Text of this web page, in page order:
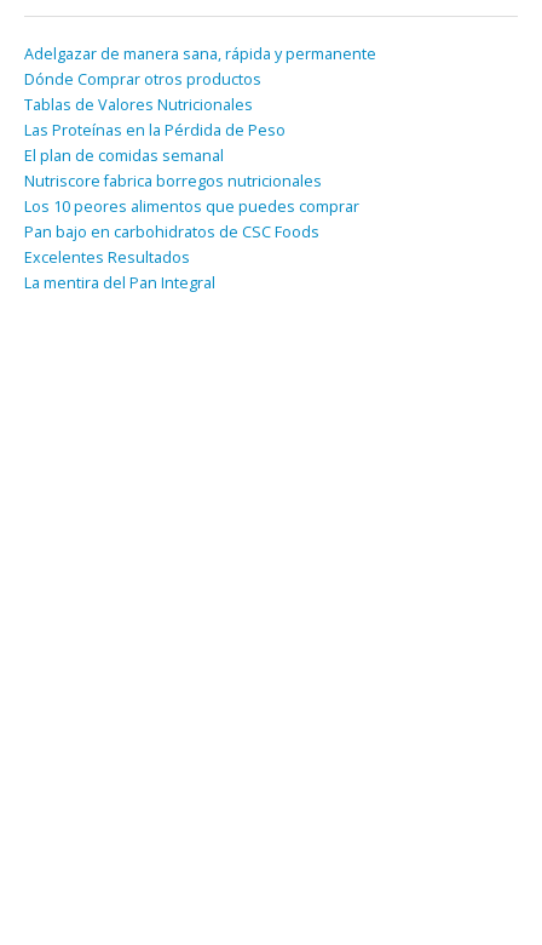
Adelgazar de manera sana, rápida y permanente
Dónde Comprar otros productos
Tablas de Valores Nutricionales
Las Proteínas en la Pérdida de Peso
El plan de comidas semanal
Nutriscore fabrica borregos nutricionales
Los 10 peores alimentos que puedes comprar
Pan bajo en carbohidratos de CSC Foods
Excelentes Resultados
La mentira del Pan Integral